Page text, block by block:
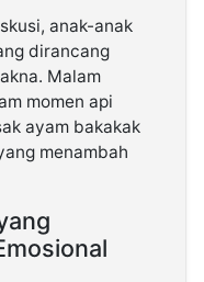
anak-anak
dirancang
Malam
momen api
ayam bakakak
menambah